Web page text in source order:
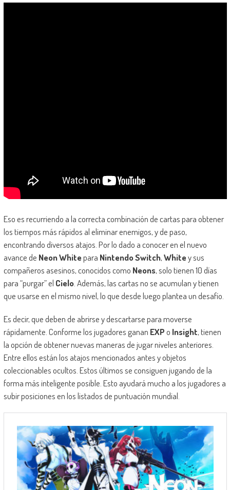
Eso es recurriendo a la correcta combinación de cartas para obtener
los tiempos más rápidos al eliminar enemigos, y de paso,
encontrando diversos atajos. Por lo dado a conocer en el nuevo
avance de Neon Whitepara Nintendo Switch,Whitey sus
compañeros asesinos, conocidos como Neons, solo tienen 10 días
para “purgar” el Cielo. Además, las cartas no se acumulan y tienen
que usarse en el mismo nivel, lo que desde luego plantea un desafío.
Es decir, que deben de abrirse y descartarse para moverse
rápidamente. Conforme los jugadores ganan EXPo Insight, tienen
la opción de obtener nuevas maneras de jugar niveles anteriores.
Entre ellos están los atajos mencionados antes y objetos
coleccionables ocultos. Estos últimos se consiguen jugando de la
forma más inteligente posible. Esto ayudará mucho a los jugadores a
subir posiciones en los listados de puntuación mundial.